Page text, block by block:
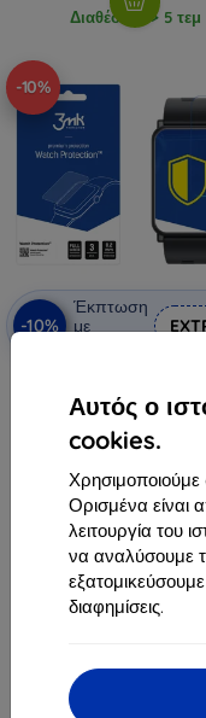
Αυτός ο
cookies.
Ορισμένα είναι
λειτουργία του
να αναλύσουμε
διαφημίσεις.
Διαθέσιμο > 5 τεμ
-10%
-10%
Έκπτωση
με
Fullscreen
10,90 €
9,81 €
Διαθέσιμο > 5 τεμ